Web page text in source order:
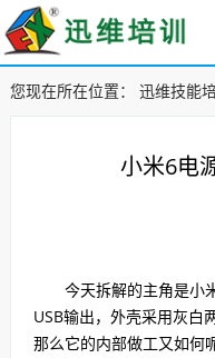
您现在所在位置： 迅维技能
小米6电
今天拆解的主角是小
USB输出，外壳采用灰白
那么它的内部做工又如何